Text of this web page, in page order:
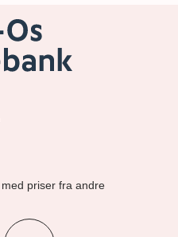
med priser fra andre